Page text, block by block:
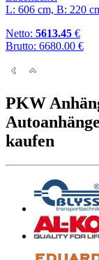
L: 606 cm, B: 220
Netto: 5613.45 €
Brutto: 6680.00 €
PKW
kaufen